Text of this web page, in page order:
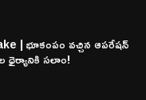
| భూకంపం వచ్చిన ఆపరేషన్
ధైర్యానికి సలాం!